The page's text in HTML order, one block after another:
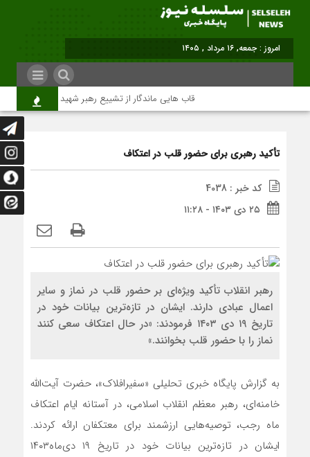
برابر با : Friday - 7 August - 2026
قاب هایی ماندگار از تشییع رهبر شهید در تهران
تأکید رهبری برای حضور قلب در اعتکاف
کد خبر : 4038
۲۵ دی ۱۴۰۳ - ۱۱:۲۸
رهبر انقلاب تأکید ویژه‌ای بر حضور قلب در نماز و سایر
اعمال عبادی دارند. ایشان در تازه‌ترین بیانات خود در
تاریخ ۱۹ دی ۱۴۰۳ فرمودند: «در حال اعتکاف سعی کنند
نماز را با حضور قلب بخوانند.»
به گزارش پایگاه خبری تحلیلی «سفیرافلاک»، حضرت آیت‌الله
خامنه‌ای، رهبر معظم انقلاب اسلامی، در آستانه ایام اعتکاف
ماه رجب، توصیه‌هایی ارزشمند برای معتکفان ارائه کردند.
ایشان در تازه‌ترین بیانات خود در تاریخ ۱۹ دی‌ماه۱۴۰۳